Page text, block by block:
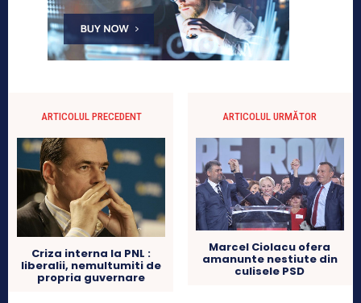
ARTICOLUL PRECEDENT
Criza interna la PNL :
liberalii, nemultumiti de
propria guvernare
ARTICOLUL URMĂTOR
Marcel Ciolacu ofera
amanunte nestiute din
culisele PSD